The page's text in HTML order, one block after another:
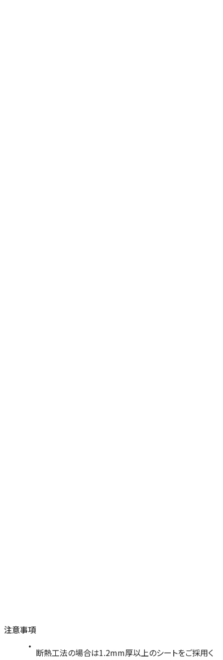
注意事項
断熱工法の場合は1.2mm厚以上のシートをご採用く